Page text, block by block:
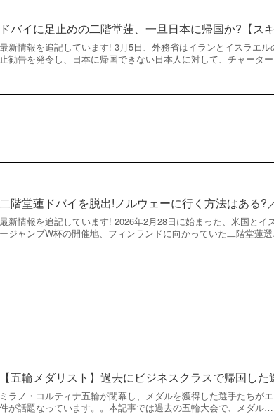
ドバイに足止めの二階堂蓮、一旦日本に帰国か?【ス
最新情報を追記しています! 3月5日、外務省はイランとイスラエ
止勧告を発令し、日本に帰国できない日本人に対して、チャータ
二階堂蓮ドバイを脱出!ノルウェーに行く方法はある?
最新情報を追記しています! 2026年2月28日に始まった、米国とイ
ージャンプW杯の開催地、フィンランドに向かっていた二階堂蓮
【五輪メダリスト】過去にビジネスクラスで帰国した
ミラノ・コルティナ五輪が閉幕し、メダルを獲得した選手たちが
件が話題なっています。。本記事では過去の五輪大会で、メダル…